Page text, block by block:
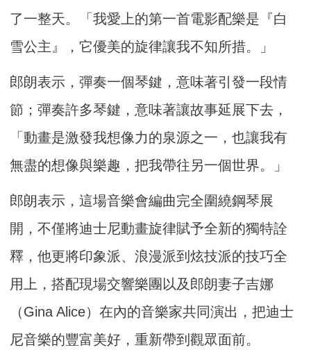
了一整天。「我愛上的第一首電影配樂是『白
雪公主』，它優美的旋律讓我不知所措。」
郎朗表示，彈奏一個琴鍵，意味著引發一段情
節；彈奏許多琴鍵，意味著讓故事延展下去，
「動畫是激發我想像力的泉源之一，也讓我有
無盡的想像與樂趣，把我帶往另一個世界。」
郎朗表示，這場音樂會編曲完全圍繞鋼琴展
開，不僅將迪士尼動畫旋律賦予全新的獨特詮
釋，他更將印象派、浪漫派到炫技派的技巧全
用上，搭配現場交響樂團以及郎朗妻子吉娜
（Gina Alice）在內的音樂家共同演出，把迪士
尼音樂的豐富美好，重新帶到觀眾面前。